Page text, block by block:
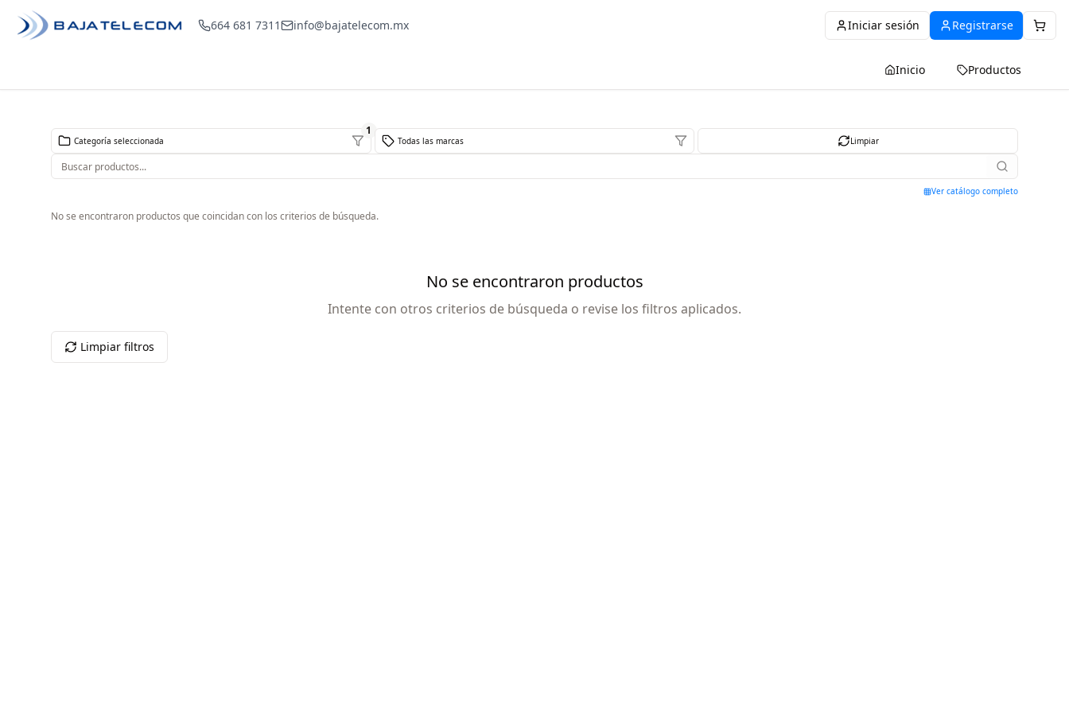
664 681 7311 info@bajatelecom.mx Iniciar sesión Registrarse
Inicio Productos
Categoría seleccionada
1
Todas las marcas Limpiar
Ver catálogo completo
No se encontraron productos que coincidan con los criterios de búsqueda.
No se encontraron productos
Intente con otros criterios de búsqueda o revise los filtros aplicados.
Limpiar filtros